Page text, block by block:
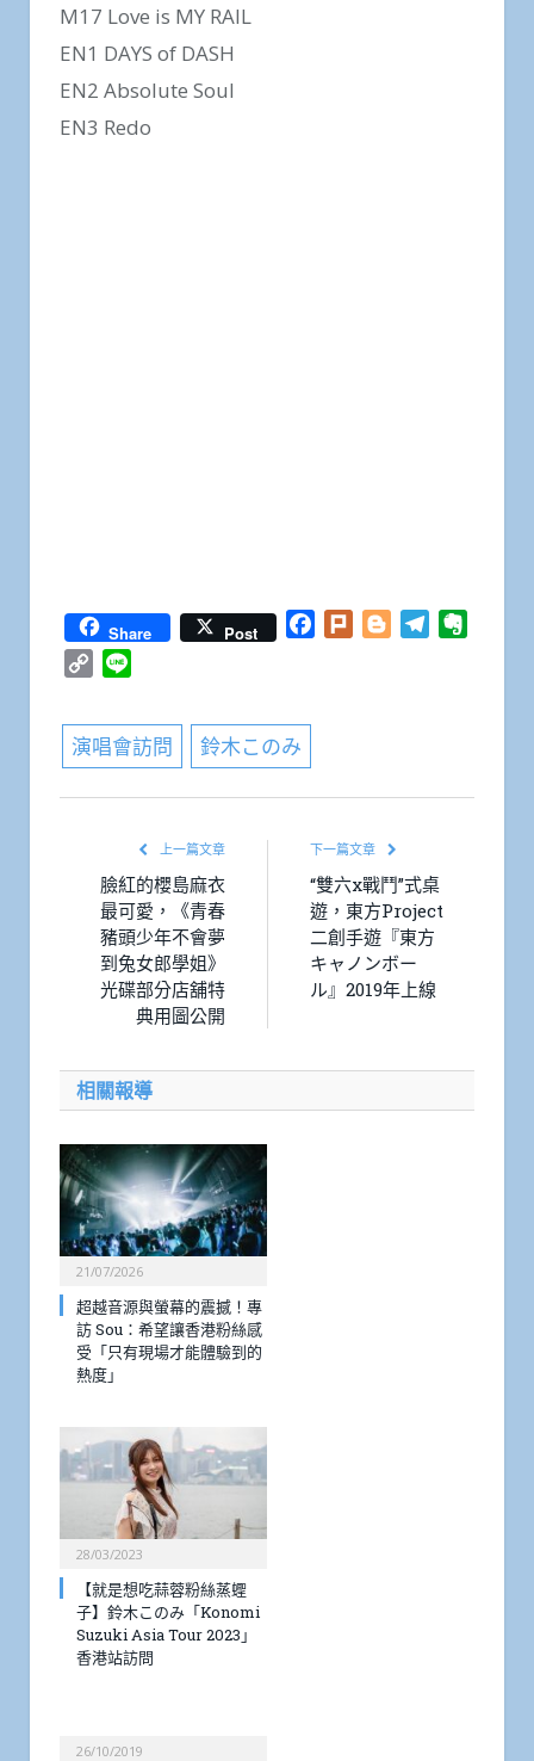
M17 Love is MY RAIL
EN1 DAYS of DASH
EN2 Absolute Soul
EN3 Redo
Share Post Facebook
Plurk BloggerTelegram
Copy
演唱會訪問 鈴木このみ
上一篇文章
臉紅的櫻島麻衣
最可愛，《青春
豬頭少年不會夢
到兔女郎學姐》
光碟部分店舖特
典用圖公開
下一篇文章
“雙六x戰鬥”式桌
遊，東方Project
二創手遊『東方
キャノンボー
ル』2019年上線
相關報導
21/07/2026
超越音源與螢幕的震撼！專
訪 Sou：希望讓香港粉絲感
受「只有現場才能體驗到的
熱度」
28/03/2023
【就是想吃蒜蓉粉絲蒸蟶
子】鈴木このみ「Konomi
Suzuki Asia Tour 2023」
香港站訪問
26/10/2019